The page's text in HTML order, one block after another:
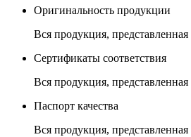
Оригинальность продукции
Вся продукция,
Сертификаты соответствия
Вся продукция,
Паспорт качества
Вся продукция, представленная